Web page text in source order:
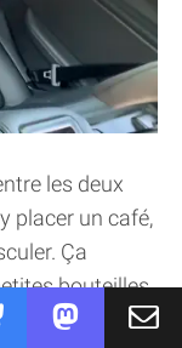
les deux
placer un café,
Ça
bouteilles.
les sièges, pas